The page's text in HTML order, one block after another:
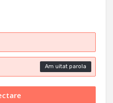
Am uitat parola